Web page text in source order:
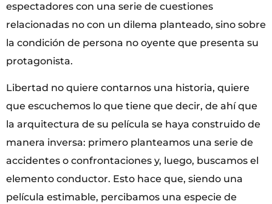
espectadores con una serie de cuestiones
relacionadas no con un dilema planteado, sino sobre
la condición de persona no oyente que presenta su
protagonista.
Libertad no quiere contarnos una historia, quiere
que escuchemos lo que tiene que decir, de ahí que
la arquitectura de su película se haya construido de
manera inversa: primero planteamos una serie de
accidentes o confrontaciones y, luego, buscamos el
elemento conductor. Esto hace que, siendo una
película estimable, percibamos una especie de